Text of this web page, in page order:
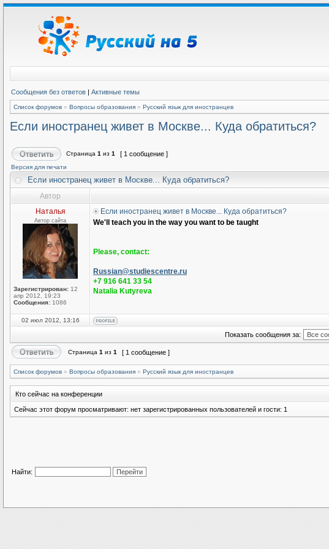
Сообщения без ответов | Активные темы
Список форумов » Вопросы образования » Русский язык для иностранцев
Если иностранец живет в Москве... Куда обратиться?
Страница 1 из 1 [ 1 сообщение ]
Версия для печати
Если иностранец живет в Москве... Куда обратиться?
Автор
Наталья
Автор сайта
Зарегистрирован: 12
апр 2012, 19:23
Сообщения: 1086
Если иностранец живет в Москве... Куда обратиться?
We'll teach you in the way you want to be taught
Please, contact:
Russian@studiescentre.ru
+7 916 641 33 54
Natalia Kutyreva
02 июл 2012, 13:16
Показать сообщения за:
Страница 1 из 1 [ 1 сообщение ]
Список форумов » Вопросы образования » Русский язык для иностранцев
Кто сейчас на конференции
Сейчас этот форум просматривают: нет зарегистрированных пользователей и гости: 1
Найти: